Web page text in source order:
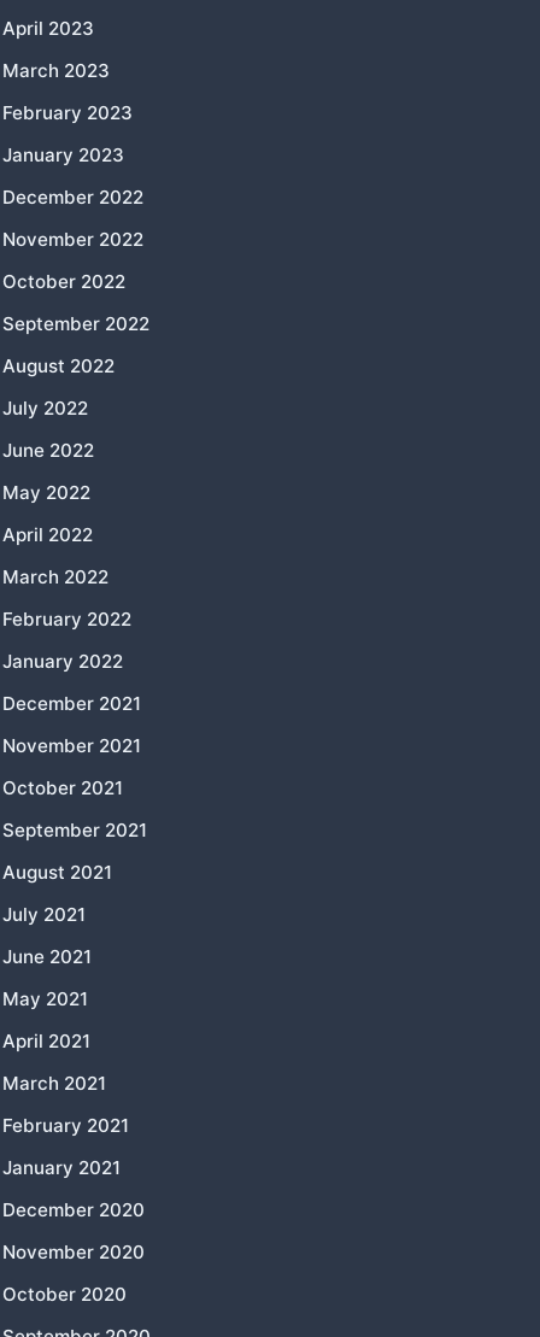
April 2023
March 2023
February 2023
January 2023
December 2022
November 2022
October 2022
September 2022
August 2022
July 2022
June 2022
May 2022
April 2022
March 2022
February 2022
January 2022
December 2021
November 2021
October 2021
September 2021
August 2021
July 2021
June 2021
May 2021
April 2021
March 2021
February 2021
January 2021
December 2020
November 2020
October 2020